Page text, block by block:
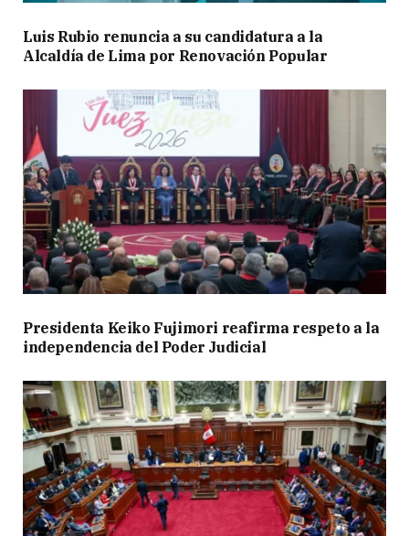
Luis Rubio renuncia a su candidatura a la
Alcaldía de Lima por Renovación Popular
Presidenta Keiko Fujimori reafirma respeto a la
independencia del Poder Judicial